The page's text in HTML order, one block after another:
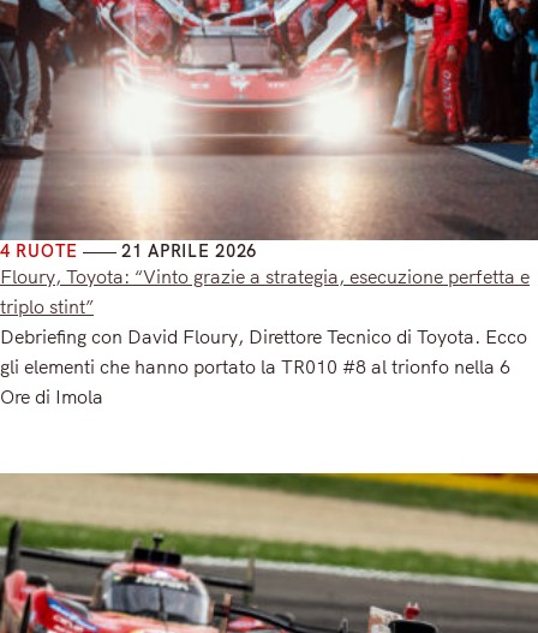
4 RUOTE 21 APRILE 2026
Floury, Toyota: “Vinto grazie a strategia, esecuzione perfetta e
triplo stint”
Debriefing con David Floury, Direttore Tecnico di Toyota. Ecco
gli elementi che hanno portato la TR010 #8 al trionfo nella 6
Ore di Imola